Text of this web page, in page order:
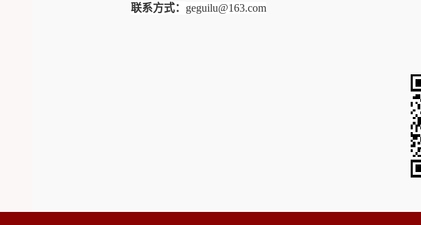
联系方式：
geguilu@163.com